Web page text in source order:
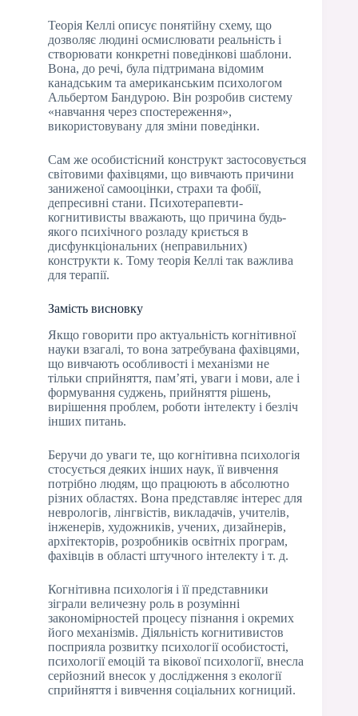
Теорія Келлі описує понятійну схему, що
дозволяє людині осмислювати реальність і
створювати конкретні поведінкові шаблони.
Вона, до речі, була підтримана відомим
канадським та американським психологом
Альбертом Бандурою. Він розробив систему
«навчання через спостереження»,
використовувану для зміни поведінки.
Сам же особистісний конструкт застосовується
світовими фахівцями, що вивчають причини
заниженої самооцінки, страхи та фобії,
депресивні стани. Психотерапевти-
когнитивисты вважають, що причина будь-
якого психічного розладу криється в
дисфункціональних (неправильних)
конструкти к. Тому теорія Келлі так важлива
для терапії.
Замість висновку
Якщо говорити про актуальність когнітивної
науки взагалі, то вона затребувана фахівцями,
що вивчають особливості і механізми не
тільки сприйняття, пам’яті, уваги і мови, але і
формування суджень, прийняття рішень,
вирішення проблем, роботи інтелекту і безліч
інших питань.
Беручи до уваги те, що когнітивна психологія
стосується деяких інших наук, її вивчення
потрібно людям, що працюють в абсолютно
різних областях. Вона представляє інтерес для
неврологів, лінгвістів, викладачів, учителів,
інженерів, художників, учених, дизайнерів,
архітекторів, розробників освітніх програм,
фахівців в області штучного інтелекту і т. д.
Когнітивна психологія і її представники
зіграли величезну роль в розумінні
закономірностей процесу пізнання і окремих
його механізмів. Діяльність когнитивистов
посприяла розвитку психології особистості,
психології емоцій та вікової психології, внесла
серйозний внесок у дослідження з екології
сприйняття і вивчення соціальних когниций.